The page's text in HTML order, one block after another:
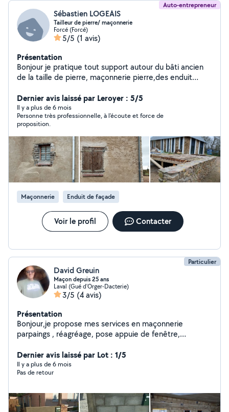
Auto-entrepreneur
Sébastien LOGEAIS
Tailleur de pierre/ maçonnerie
Forcé (Forcé)
5/5 (1 avis)
Présentation
Bonjour je pratique tout support autour du bâti ancien
de la taille de pierre, maçonnerie pierre,des enduit
autour des espaces naturels. Taille de fruitiers, pose de
clôture Petit entretien des espaces verts ,taille des
haies,tonte et désherbage.
Dernier avis laissé par Leroyer : 5/5
Il y a plus de 6 mois
Personne très professionnelle, à l'écoute et force de
proposition.
Maçonnerie Enduit de façade
Voir le profil Contacter
Particulier
David Greuin
Maçon depuis 25 ans
Laval (Gué d'Orger-Dacterie)
3/5 (4 avis)
Présentation
Bonjour,je propose mes services en maçonnerie
parpaings , réagréage, pose appuie de fenêtre,
équipés en outillages. Cordialement.
Dernier avis laissé par Lot : 1/5
Il y a plus de 6 mois
Pas de retour